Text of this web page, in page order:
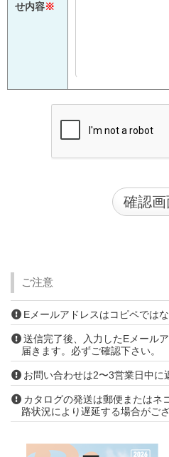
せ内容※
ご注意
Eメールアドレスはコピペでは
送信完了後、入力したEメール
届きます。必ずご確認下さい。
お問い合わせは2〜3営業日中に
カタログの発送は郵便またはネ
路状況により遅延する場合がござ